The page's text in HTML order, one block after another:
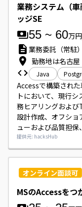
業務システム（
ッジSE
55 ~ 60万
業務委託（常駐）
勤務地は名古屋
Java
Accessで構築され
トにおいて、現行
務ヒアリングおよ
設計作成、オフショ
ューおよび品質担
ジェクト推進（タス
す。
提供元: hacksHub
オンライン面談可
MSのAccessをつ